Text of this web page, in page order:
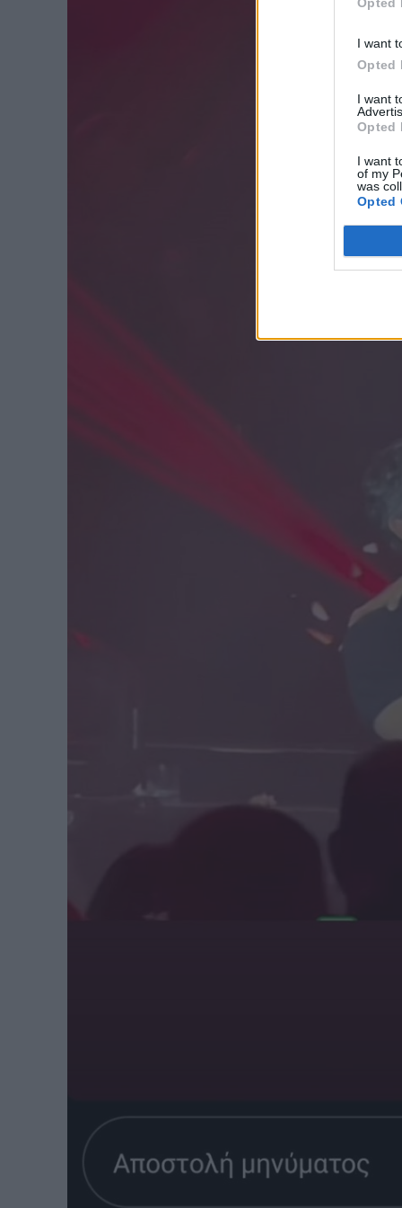
I want
Opted
I want
Opted
I want
of my
was
Opted